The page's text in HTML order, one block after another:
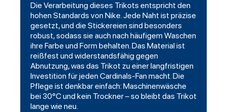
Die Verarbeitung dieses Trikots entspricht den
hohen Standards von Nike. Jede Naht ist präzise
gesetzt, und die Stickereien sind besonders
robust, sodass sie auch nach häufigem Waschen
ihre Farbe und Form behalten. Das Material ist
reißfest und widerstandsfähig gegen
Abnutzung, was das Trikot zu einer langfristigen
Investition für jeden Cardinals-Fan macht. Die
Pflege ist denkbar einfach: Maschinenwäsche
bei 30°C und kein Trockner – so bleibt das Trikot
lange wie neu.